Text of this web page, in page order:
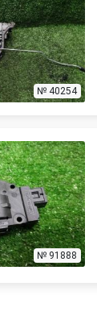
№ 40254
№ 91888